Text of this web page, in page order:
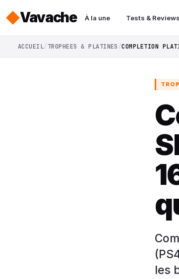
Vavache À la une Tests & Reviews
ACCUEIL TROPHEES & PLATINES COMPLETION
les